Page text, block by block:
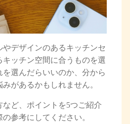
やデザインのあるキッチンセ
キッチン空間に合うものを選
選んだらいいのか、分から
があるかもしれません。
ど、ポイントを5つご紹介
参考にしてください。